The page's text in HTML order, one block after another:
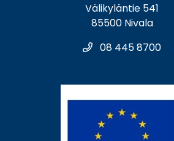
Välikyläntie 541
85500 Nivala
08 445 8700